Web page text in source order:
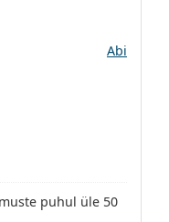
Abi
puhul üle 50